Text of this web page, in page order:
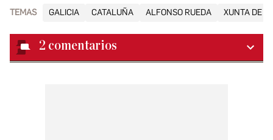
TEMAS GALICIA CATALUÑA ALFONSO RUEDA XUNTA DE
2 comentarios